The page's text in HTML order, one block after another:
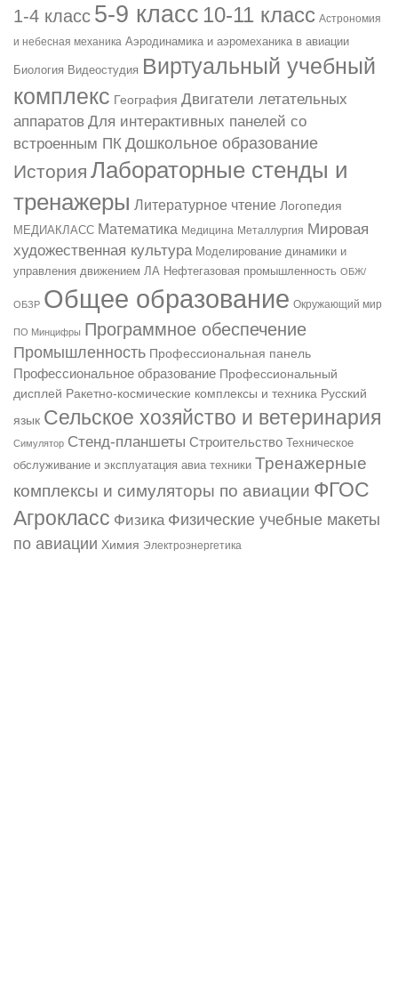
1-4 класс 5-9 класс 10-11 класс Астрономия
и небесная механика Аэродинамика и аэромеханика в авиации
Биология Видеостудия Виртуальный учебный
комплекс География Двигатели летательных
аппаратов Для интерактивных панелей со
встроенным ПК Дошкольное образование
История Лабораторные стенды и
тренажеры Литературное чтение Логопедия
МЕДИАКЛАСС Математика Медицина Металлургия Мировая
художественная культура Моделирование динамики и
управления движением ЛА Нефтегазовая промышленность ОБЖ/
ОБЗР Общее образование Окружающий мир
ПО Минцифры Программное обеспечение
Промышленность Профессиональная панель
Профессиональное образование Профессиональный
дисплей Ракетно-космические комплексы и техника Русский
язык Сельское хозяйство и ветеринария
Симулятор Стенд-планшеты Строительство
Техническое
обслуживание и эксплуатация авиа техники Тренажерные
комплексы и симуляторы по авиации ФГОС
Агрокласс Физика Физические учебные макеты
по авиации Химия Электроэнергетика